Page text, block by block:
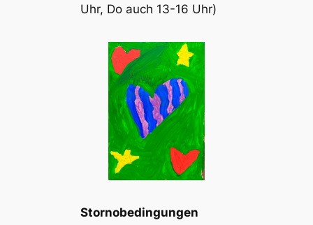
Uhr, Do auch 13-16 Uhr)
Stornobedingungen